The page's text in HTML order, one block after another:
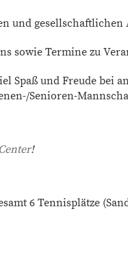
gesellschaftlichen
sowie Termine zu
Spaß und Freude bei
Senioren-
!
6 Tennisplätze